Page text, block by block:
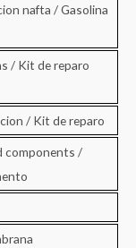
nafta / Gasolina
/ Kit de reparo
/ Kit de reparo
components /